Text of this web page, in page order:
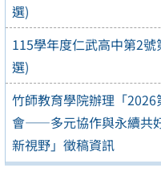
選)
115學年度仁武高中第2
選)
竹師教育學院辦理「
會——多元協作與永續共
新視野」徵稿資訊